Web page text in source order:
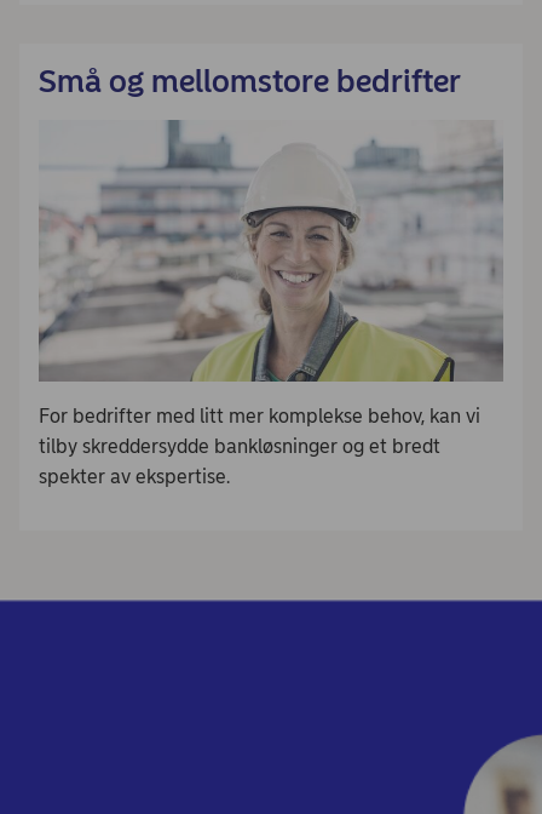
Små og mellomstore bedrifter
For bedrifter med litt mer komplekse behov, kan vi
tilby skreddersydde bankløsninger og et bredt
spekter av ekspertise. ​